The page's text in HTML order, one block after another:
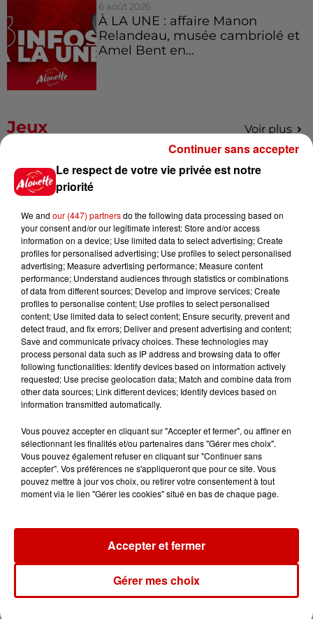
6 août 2026
À LA UNE : affaire Manon
Relandeau, musée cambriolé et
Amel Bent en...
Jeux Voir plus
Gagnez vos places pour le
Festival du Roi Arthur 2026 !
Gagnez vos entrées pour le
Musée du Sport Automobile au
Mans !
Alouette vous invite à
Futuroscope Xperiences !
Le Duel - Gagnez votre balade
en jet ski !
Newsletter
Le respect de votre vie privée est notre
priorité
We and our (447) partnersdo the following data processing based on
your consent and/or our legitimate interest: Store and/or access
information on a device; Use limited data to select advertising; Create
profiles for personalised advertising; Use profiles to select personalised
advertising; Measure advertising performance; Measure content
performance; Understand audiences through statistics or combinations
of data from different sources; Develop and improve services; Create
profiles to personalise content; Use profiles to select personalised
content; Use limited data to select content; Ensure security, prevent and
detect fraud, and fix errors; Deliver and present advertising and content;
Save and communicate privacy choices. These technologies may
process personal data such as IP address and browsing data to offer
following functionalities: Identify devices based on information actively
requested; Use precise geolocation data; Match and combine data from
other data sources; Link different devices; Identify devices based on
information transmitted automatically.
Vous pouvez accepter en cliquant sur "Accepter et fermer", ou affiner en
sélectionnant les finalités et/ou partenaires dans "Gérer mes choix".
Vous pouvez également refuser en cliquant sur "Continuer sans
accepter". Vos préférences ne s'appliqueront que pour ce site. Vous
pouvez mettre à jour vos choix, ou retirer votre consentement à tout
moment via le lien "Gérer les cookies" situé en bas de chaque page.
Gérer mes choix
Accepter et fermer
Continuer sans accepter